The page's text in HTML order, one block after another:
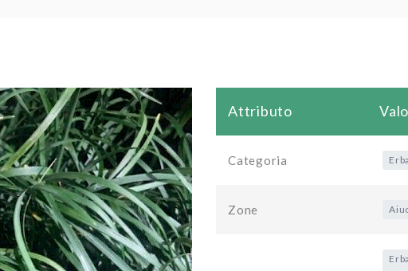
Attributo
Categoria
Zone